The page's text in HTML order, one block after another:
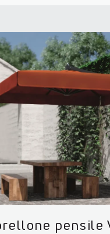
pensile